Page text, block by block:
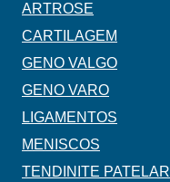
ARTROSE
CARTILAGEM
GENO VALGO
GENO VARO
LIGAMENTOS
MENISCOS
TENDINITE PATELAR